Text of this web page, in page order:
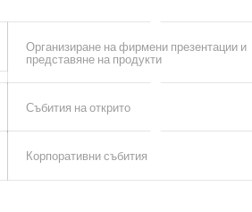
Организиране на фирмени презентации и
представяне на продукти
Събития на открито
Корпоративни събития